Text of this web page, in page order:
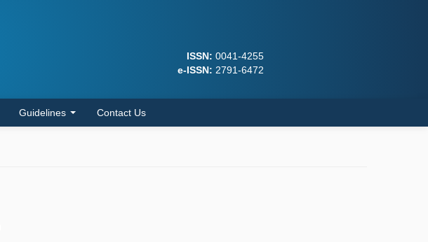
ISSN: 0041-4255
e-ISSN: 2791-6472
Guidelines Contact Us